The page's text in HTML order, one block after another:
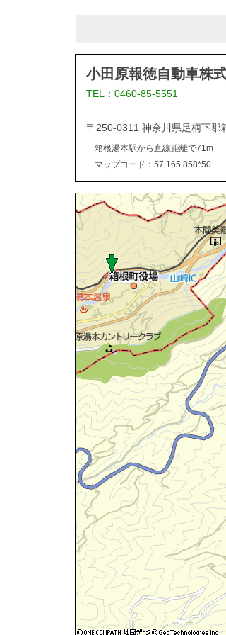
小田原報徳自動車株
TEL：0460-85-5551
〒250-0311 神奈川県足柄下郡
箱根湯本駅から直線距離で71m
マップコード：57 165 858*50